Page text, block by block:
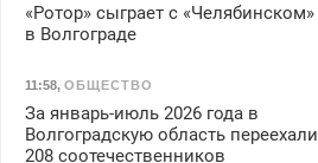
«Ротор» сыграет с «Челябинском»
в Волгограде
11:58, ОБЩЕСТВО
За январь-июль 2026 года в
Волгоградскую область переехали
208 соотечественников